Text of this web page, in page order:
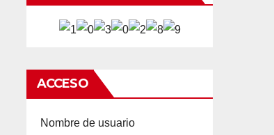
ACCESO
Nombre de usuario